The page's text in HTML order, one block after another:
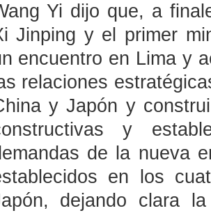
Yi dijo que, a
Jinping y el primer
encuentro en Lima y
relaciones
y Japón y
y
de la nueva
en los
dejando clara